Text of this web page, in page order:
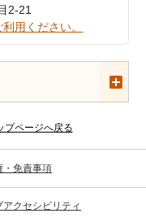
2-21
用ください。
プページへ戻る
・免責事項
アクセシビリティ